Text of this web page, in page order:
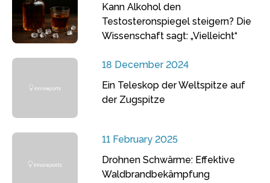
Kann Alkohol den
Testosteronspiegel steigern? Die
Wissenschaft sagt: „Vielleicht“
18 December 2024
Ein Teleskop der Weltspitze auf
der Zugspitze
11 February 2025
Drohnen Schwärme: Effektive
Waldbrandbekämpfung